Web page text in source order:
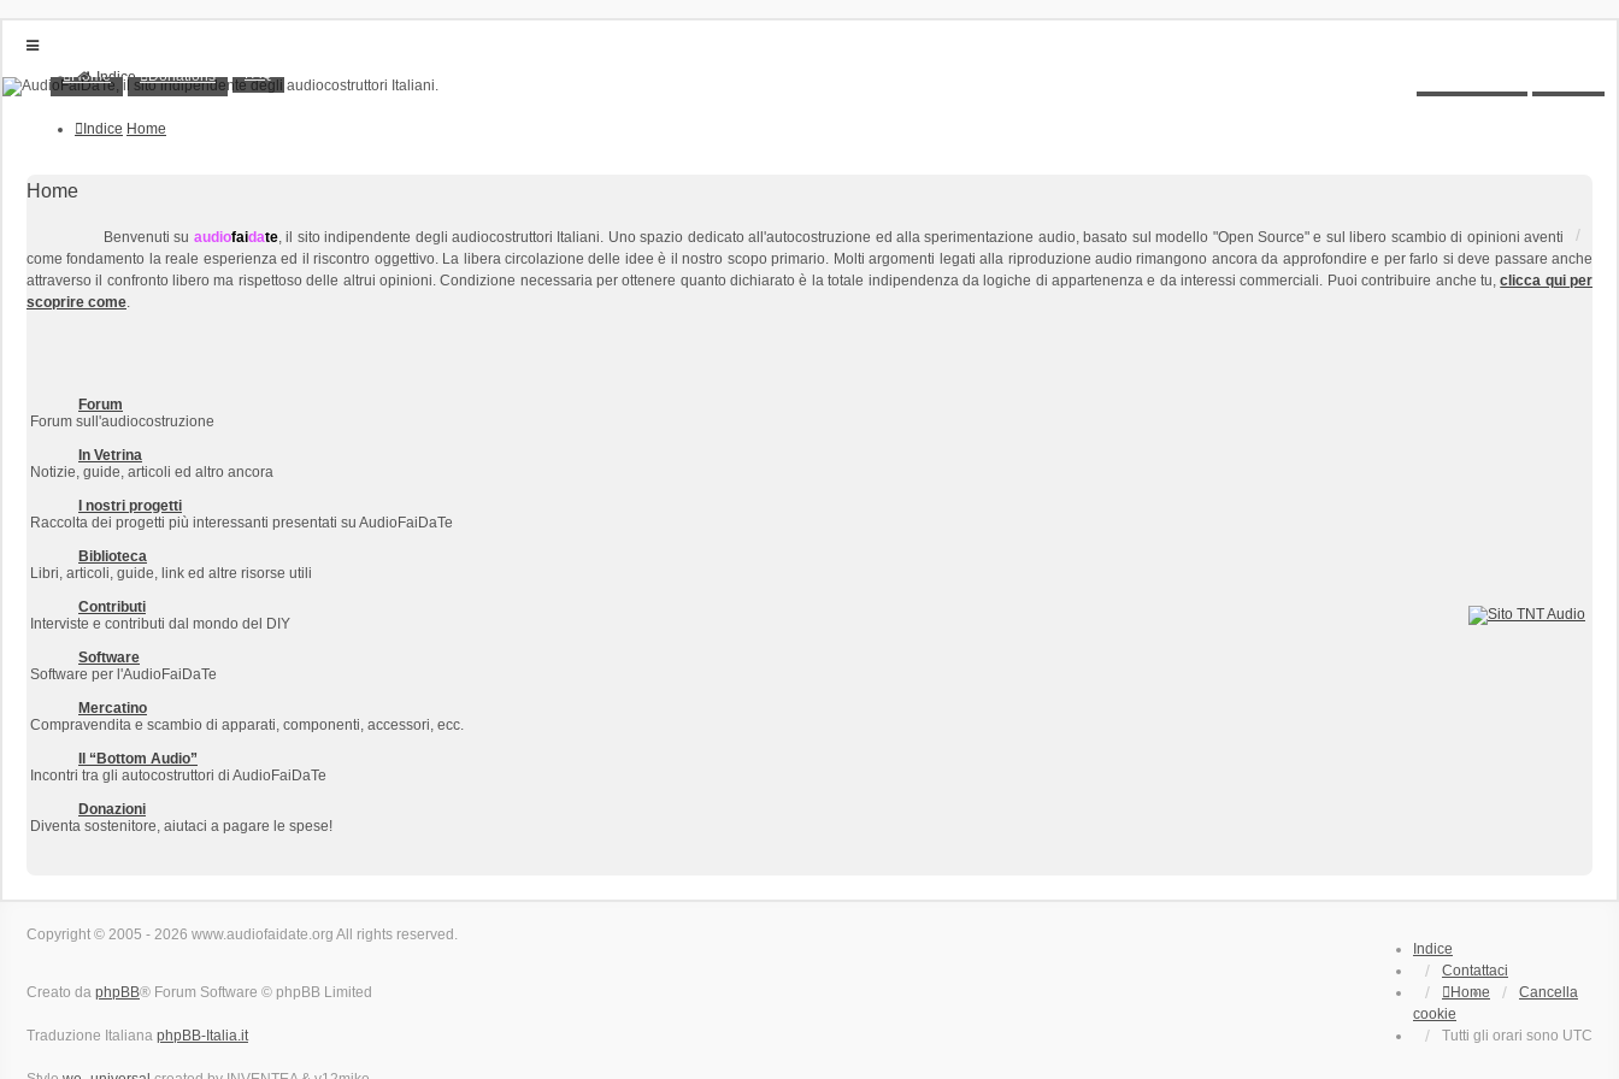
Indice
Home
FAQ
Iscriviti
Home Donations
Indice Home
Home
Benvenuti su audiofaidate, il sito indipendente degli audiocostruttori Italiani. Uno spazio dedicato all'autocostruzione ed alla sperimentazione audio, basato sul modello "Open Source" e sul libero scambio di opinioni aventi
come fondamento la reale esperienza ed il riscontro oggettivo. La libera circolazione delle idee è il nostro scopo primario. Molti argomenti legati alla riproduzione audio rimangono ancora da approfondire e per farlo si deve passare anche
attraverso il confronto libero ma rispettoso delle altrui opinioni. Condizione necessaria per ottenere quanto dichiarato è la totale indipendenza da logiche di appartenenza e da interessi commerciali. Puoi contribuire anche tu,clicca qui per
scoprire come.
Forum
Forum sull'audiocostruzione
In Vetrina
Notizie, guide, articoli ed altro ancora
I nostri progetti
Raccolta dei progetti più interessanti presentati su AudioFaiDaTe
Biblioteca
Libri, articoli, guide, link ed altre risorse utili
Contributi
Interviste e contributi dal mondo del DIY
Software
Software per l'AudioFaiDaTe
Mercatino
Compravendita e scambio di apparati, componenti, accessori, ecc.
Il “Bottom Audio”
Incontri tra gli autocostruttori di AudioFaiDaTe
Donazioni
Diventa sostenitore, aiutaci a pagare le spese!
Indice
Contattaci
Home
Cancella
cookie
Tutti gli orari sono UTC
Copyright © 2005 - 2026 www.audiofaidate.org All rights reserved.
Creato da phpBB® Forum Software © phpBB Limited
Traduzione Italiana phpBB-Italia.it